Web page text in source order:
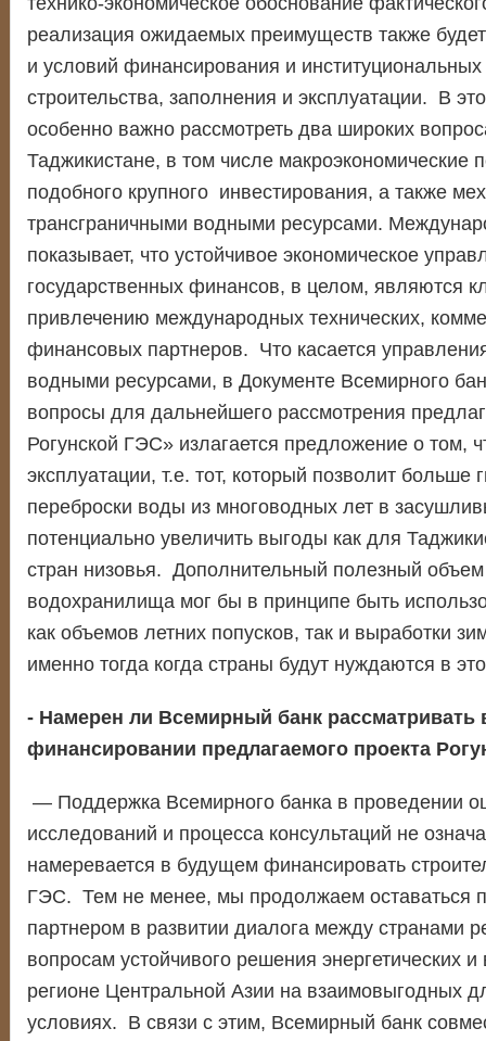
реализация ожидаемых преимуществ также
и условий финансирования и
строительства, заполнения и эксплуатации. В
особенно важно рассмотреть два широких
Таджикистане, в том числе макроэкономические
подобного крупного инвестирования, а также
трансграничными водными ресурсами.
показывает, что устойчивое экономическое
государственных финансов, в целом, являются
привлечению международных технических,
финансовых партнеров. Что касается
водными ресурсами, в Документе Всемирного
вопросы для дальнейшего рассмотрения
Рогунской ГЭС» излагается предложение о том,
эксплуатации, т.е. тот, который позволит больше
переброски воды из многоводных лет в
потенциально увеличить выгоды как для
стран низовья. Дополнительный полезный объем
водохранилища мог бы в принципе быть
как объемов летних попусков, так и выработки
именно тогда когда страны будут нуждаются в
- Намерен ли Всемирный банк рассматривать
финансировании предлагаемого проекта
— Поддержка Всемирного банка в проведении
исследований и процесса консультаций не
намеревается в будущем финансировать
ГЭС. Тем не менее, мы продолжаем оставаться
партнером в развитии диалога между странами
вопросам устойчивого решения энергетических
регионе Центральной Азии на взаимовыгодных
условиях. В связи с этим, Всемирный банк